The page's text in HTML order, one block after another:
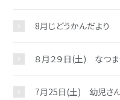
8月じどうかんだより
８月２９日(土) なつ
7月25日(土) 幼児さ